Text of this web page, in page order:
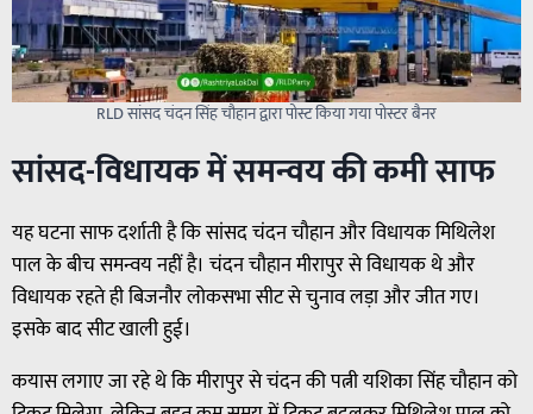
RLD सांसद चंदन सिंह चौहान द्वारा पोस्ट किया गया पोस्टर बैनर
सांसद-विधायक में समन्वय की कमी साफ
यह घटना साफ दर्शाती है कि सांसद चंदन चौहान और विधायक मिथिलेश
पाल के बीच समन्वय नहीं है। चंदन चौहान मीरापुर से विधायक थे और
विधायक रहते ही बिजनौर लोकसभा सीट से चुनाव लड़ा और जीत गए।
इसके बाद सीट खाली हुई।
कयास लगाए जा रहे थे कि मीरापुर से चंदन की पत्नी यशिका सिंह चौहान को